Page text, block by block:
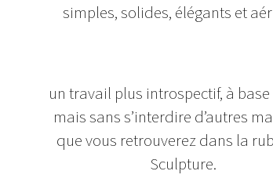
simples, solides, élégants et
un travail plus introspectif, à base
mais sans s’interdire d’autres
que vous retrouverez dans la
Sculpture.